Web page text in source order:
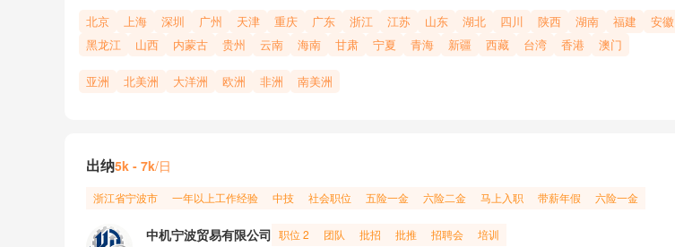
北京 上海 深圳 广州 天津 重庆 广东 浙江 江苏 山东 湖北 四川 陕西 湖南 福建 安徽
黑龙江
山西 内蒙古 贵州 云南 海南 甘肃 宁夏 青海 新疆 西藏 台湾 香港 澳门
亚洲 北美洲 大洋洲 欧洲 非洲 南美洲
出纳5k - 7k/日
浙江省宁波市 一年以上工作经验 中技 社会职位 五险一金 六险二金 马上入职 带薪年假 六险一金
中机宁波贸易有限公司 职位 2 团队 批招 批推 招聘会 培训